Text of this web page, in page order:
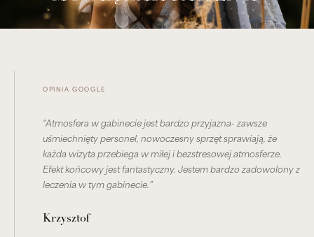
OPINIA GOOGLE
“Atmosfera w gabinecie jest bardzo przyjazna- zawsze
uśmiechnięty personel, nowoczesny sprzęt sprawiają, że
każda wizyta przebiega w miłej i bezstresowej atmosferze.
Efekt końcowy jest fantastyczny. Jestem bardzo zadowolony z
leczenia w tym gabinecie.”
Krzysztof